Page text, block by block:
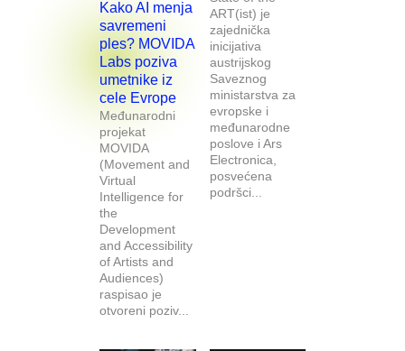
Kako AI menja
savremeni
ples? MOVIDA
Labs poziva
umetnike iz
cele Evrope
Međunarodni
projekat
MOVIDA
(Movement and
Virtual
Intelligence for
the
Development
and Accessibility
of Artists and
Audiences)
raspisao je
otvoreni poziv...
ART(ist) je
zajednička
inicijativa
austrijskog
Saveznog
ministarstva za
evropske i
međunarodne
poslove i Ars
Electronica,
posvećena
podršci...